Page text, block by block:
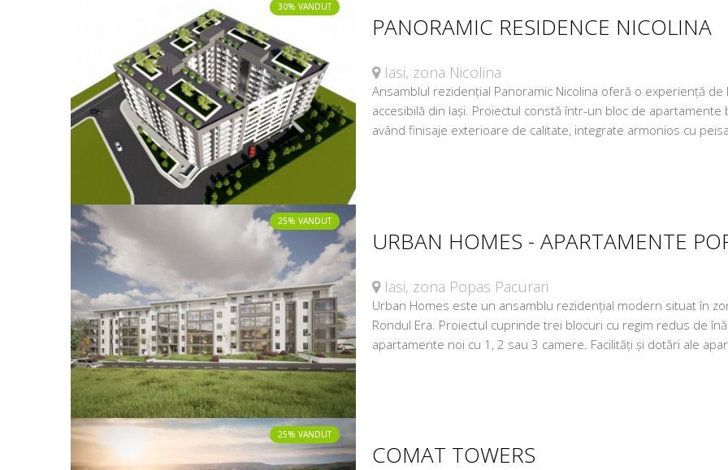
30% VANDUT
PANORAMIC RESIDENCE NICOLINA
Iasi, zona Nicolina
Ansamblul rezidențial Panoramic Nicolina oferă o experiență
accesibilă din Iași. Proiectul constă într-un bloc de
având finisaje exterioare de calitate, integrate armonios cu
25% VANDUT
URBAN HOMES - APARTAMENTE
Iasi, zona Popas Pacurari
Urban Homes este un ansamblu rezidențial modern situat în
Rondul Era. Proiectul cuprinde trei blocuri cu regim redus de
apartamente noi cu 1, 2 sau 3 camere. Facilități și dotări ale
25% VANDUT
COMAT TOWERS